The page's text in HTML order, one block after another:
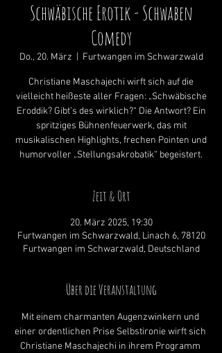
Schwäbische Erotik - Schwaben
Comedy
Do., 20. März Furtwangen im Schwarzwald
Christiane Maschajechi wirft sich auf die
vielleicht heißeste aller Fragen: „Schwäbische
Eroddik? Gibt’s des wirklich?“ Die Antwort? Ein
spritziges Bühnenfeuerwerk, das mit
musikalischen Highlights, frechen Pointen und
humorvoller „Stellungsakrobatik“ begeistert.
Zeit & Ort
20. März 2025, 19:30
Furtwangen im Schwarzwald, Linach 6, 78120
Furtwangen im Schwarzwald, Deutschland
Über die Veranstaltung
Mit einem charmanten Augenzwinkern und
einer ordentlichen Prise Selbstironie wirft sich
Christiane Maschajechi in ihrem Programm